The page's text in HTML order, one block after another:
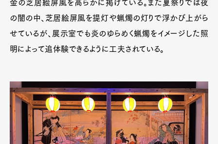
金の芝居絵屏風を高らかに掲げている。また夏祭りでは夜
の闇の中、芝居絵屏風を提灯や蝋燭の灯りで浮かび上がら
せているが、展示室でも炎のゆらめく蝋燭をイメージした照
明によって追体験できるように工夫されている。